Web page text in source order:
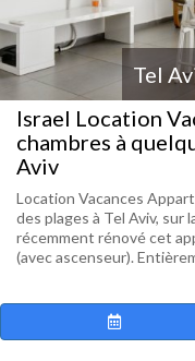
Tel
Israel Location
chambres à
Aviv
Location Vacances
des plages à Tel Aviv, sur
récemment rénové cet
(avec ascenseur).